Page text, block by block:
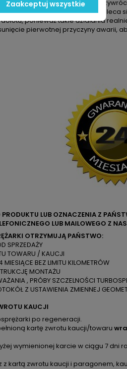
dla kierowców, którzy chcą
Przed montażem zaleca
ponieważ takie działania
pierwotnej przyczyny awarii,
LUB OZNACZENIA Z
LUB MAILOWEGO Z
OTRZYMUJĄ PAŃSTWO:
SPRZEDAŻY
TOWARU / KAUCJI
BEZ LIMITU KILOMETRÓW
MONTAŻU
, PRÓBY SZCZELNOŚCI
Z USTAWIENIA ZMIENNEJ
KAUCJI
po regeneracji.
kartę zwrotu kaucji/towaru
wymienionej karcie w ciągu 7 dni
kartą zwrotu kaucji i paragonem,
Zaakceptuj wszystkie